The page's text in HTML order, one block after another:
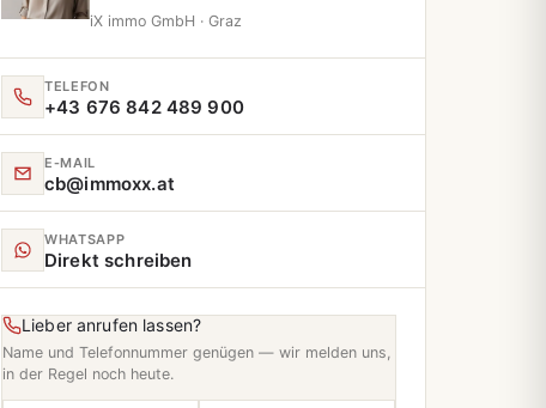
iX immo GmbH · Graz
TELEFON
+43 676 842 489 900
E‑MAIL
cb@immoxx.at
WHATSAPP
Direkt schreiben
Lieber anrufen lassen?
Name und Telefonnummer genügen — wir melden uns,
in der Regel noch heute.